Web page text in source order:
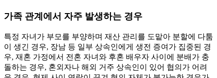
가족 관계에서 자주 발생하는 경우
특정 자녀가 부모를 부양하며 재산 관리를 도맡아 분할에 다툼
이 생긴 경우, 장남 등 일부 상속인에게 생전 증여가 집중된 경
우, 재혼 가정에서 전혼 자녀와 후혼 배우자 사이에 분배가 충
돌하는 경우, 혼외자나 해외 거주 상속인이 있어 협의가 어려